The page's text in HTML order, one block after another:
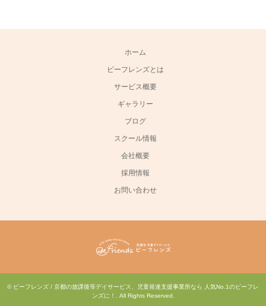
ホーム
ビーフレンズとは
サービス概要
ギャラリー
ブログ
スクール情報
会社概要
採用情報
お問い合わせ
© ビーフレンズ / 京都の放課後等デイサービス、児童発達支援事業所なら 人気No.1のビーフレ
ンズに！
. All Rights Reserved.